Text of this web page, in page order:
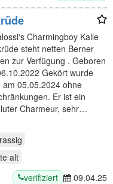
Charmingboy Kalle
steht netten Berner
zur Verfügung . Geboren
Gekört wurde
am 05.05.2024 ohne
Er ist ein
Charmeur, sehr…
alt
verifiziert 09.04.25